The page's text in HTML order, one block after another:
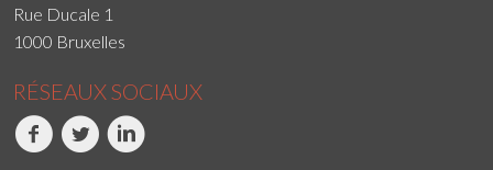
Rue Ducale 1
1000 Bruxelles
RÉSEAUX SOCIAUX